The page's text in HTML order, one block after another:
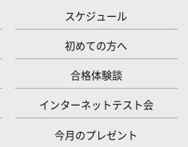
スケジュール
初めての方へ
合格体験談
インターネットテスト会
今月のプレゼント